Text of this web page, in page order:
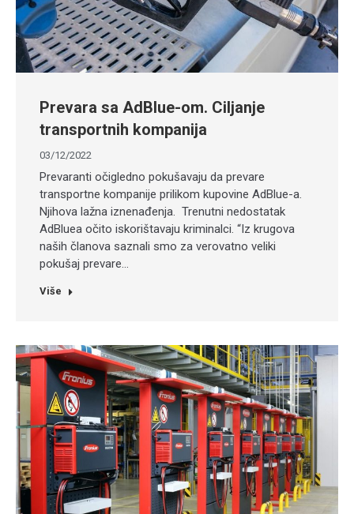
Prevara sa AdBlue-om. Ciljanje
transportnih kompanija
03/12/2022
Prevaranti očigledno pokušavaju da prevare
transportne kompanije prilikom kupovine AdBlue-a.
Njihova lažna iznenađenja. Trenutni nedostatak
AdBluea očito iskorištavaju kriminalci. “Iz krugova
naših članova saznali smo za verovatno veliki
pokušaj prevare…
Više